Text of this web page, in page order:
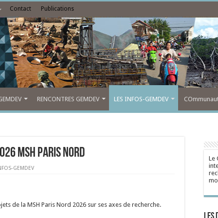
Contact Publications
RENCONTRES GEMDEV LES INFOS-GEMDEV
MSH Paris Nord
GEMDEV
de la MSH Paris Nord 2026 sur ses axes de recherche.
Le